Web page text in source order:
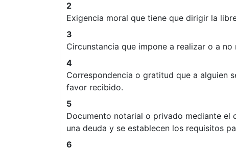
2
Exigencia moral que tiene que dirigir la
3
Circunstancia que impone a realizar o a no
4
Correspondencia o gratitud que a alguien
favor recibido.
5
Documento notarial o privado mediante el
una deuda y se establecen los requisitos
6